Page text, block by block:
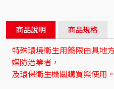
商品說明 商品規格
特殊環境衛生用藥限由具地
媒防治業者，
及環保衛生機關購買與使用。